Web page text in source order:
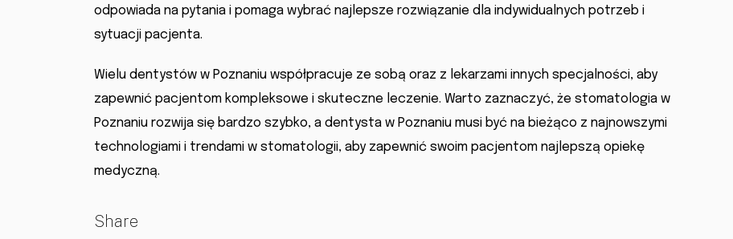
odpowiada na pytania i pomaga wybrać najlepsze rozwiązanie dla indywidualnych potrzeb i
sytuacji pacjenta.
Wielu dentystów w Poznaniu współpracuje ze sobą oraz z lekarzami innych specjalności, aby
zapewnić pacjentom kompleksowe i skuteczne leczenie. Warto zaznaczyć, że stomatologia w
Poznaniu rozwija się bardzo szybko, a dentysta w Poznaniu musi być na bieżąco z najnowszymi
technologiami i trendami w stomatologii, aby zapewnić swoim pacjentom najlepszą opiekę
medyczną.
Share